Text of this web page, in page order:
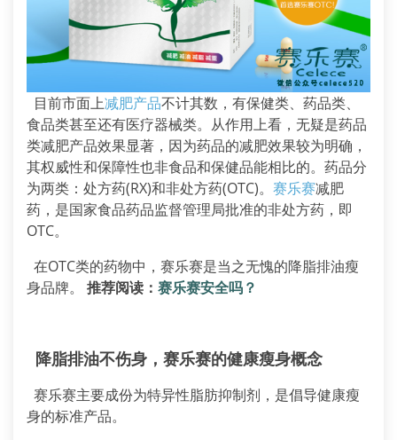
目前市面上减肥产品不计其数，有保健类、药品类、
食品类甚至还有医疗器械类。从作用上看，无疑是药品
类减肥产品效果显著，因为药品的减肥效果较为明确，
其权威性和保障性也非食品和保健品能相比的。药品分
为两类：处方药(RX)和非处方药(OTC)。 赛乐赛减肥
药，是国家食品药品监督管理局批准的非处方药，即
OTC。
在OTC类的药物中，赛乐赛是当之无愧的降脂排油瘦
身品牌。 推荐阅读： 赛乐赛安全吗？
降脂排油不伤身，赛乐赛的健康瘦身概念
赛乐赛主要成份为特异性脂肪抑制剂，是倡导健康瘦
身的标准产品。